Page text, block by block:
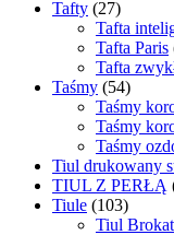
Tafty (27)
Tafta
Tafta Paris
Tafta
Taśmy (54)
Taśmy
Taśmy
Taśmy
Tiul drukowany
TIUL Z PERŁĄ
Tiule (103)
Tiul Brokat